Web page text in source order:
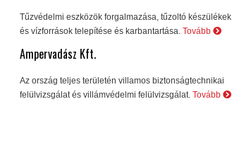
Tűzvédelmi eszközök forgalmazása, tűzoltó készülékek
és vízforrások telepítése és karbantartása. Tovább
Ampervadász Kft.
Az ország teljes területén villamos biztonságtechnikai
felülvizsgálat és villámvédelmi felülvizsgálat. Tovább